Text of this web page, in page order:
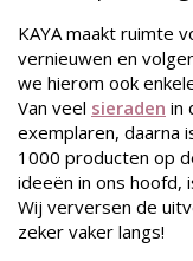
KAYA maakt ruimte
vernieuwen en
we hierom ook
Van veel sieraden in
exemplaren, daarna
1000 producten op
ideeën in ons hoofd,
Wij verversen de
zeker vaker langs!